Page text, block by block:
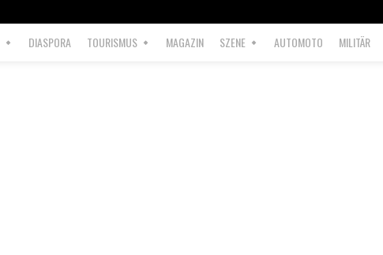
DIASPORA TOURISMUS MAGAZIN SZENE AUTOMOTO MILITÄR